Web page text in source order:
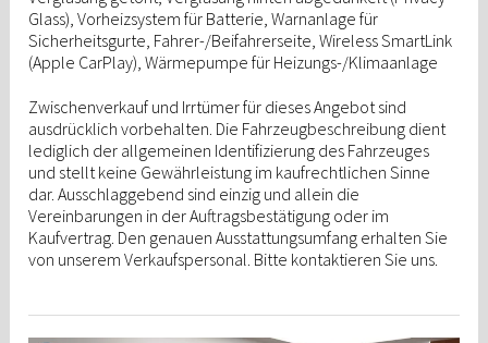
Glass), Vorheizsystem für Batterie, Warnanlage für
Sicherheitsgurte, Fahrer-/Beifahrerseite, Wireless SmartLink
(Apple CarPlay), Wärmepumpe für Heizungs-/Klimaanlage
Zwischenverkauf und Irrtümer für dieses Angebot sind
ausdrücklich vorbehalten. Die Fahrzeugbeschreibung dient
lediglich der allgemeinen Identifizierung des Fahrzeuges
und stellt keine Gewährleistung im kaufrechtlichen Sinne
dar. Ausschlaggebend sind einzig und allein die
Vereinbarungen in der Auftragsbestätigung oder im
Kaufvertrag. Den genauen Ausstattungsumfang erhalten Sie
von unserem Verkaufspersonal. Bitte kontaktieren Sie uns.